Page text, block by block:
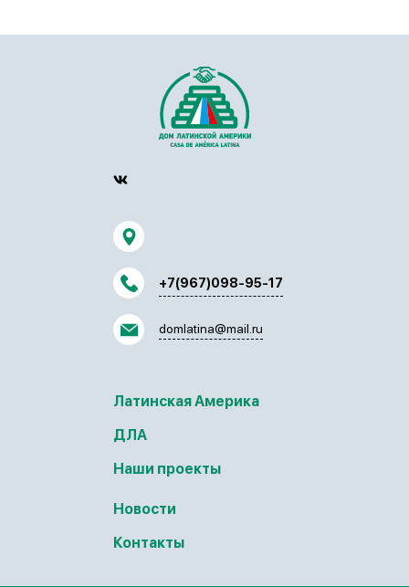
+7(967)098-95-17
domlatina@mail.ru
Латинская Америка
ДЛА
Наши проекты
Новости
Контакты